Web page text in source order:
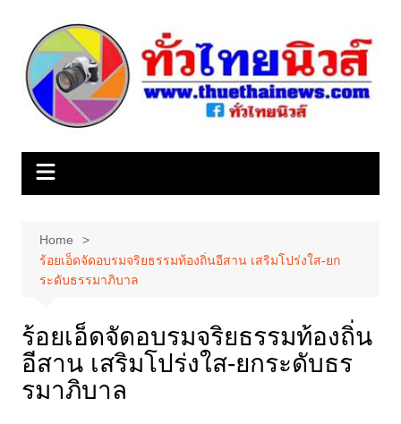
content
Home
ร้อยเอ็ดจัดอบรมจริยธรรมท้องถิ่นอีสาน เสริมโปร่งใส-ยก
ระดับธรรมาภิบาล
ร้อยเอ็ดจัดอบรมจริยธรรมท้องถิ่น
อีสาน เสริมโปร่งใส-ยกระดับธร
รมาภิบาล